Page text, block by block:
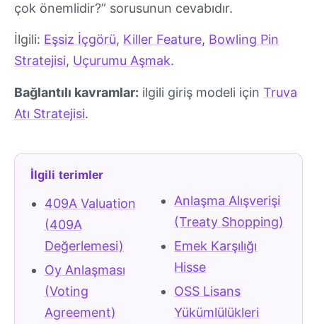
çok önemlidir?” sorusunun cevabıdır.
İlgili: Eşsiz İçgörü, Killer Feature, Bowling Pin
Stratejisi, Uçurumu Aşmak.
Bağlantılı kavramlar: ilgili giriş modeli için Truva
Atı Stratejisi.
İlgili terimler
409A Valuation
(409A
Değerlemesi)
Oy Anlaşması
(Voting
Agreement)
Anlaşma Alışverişi
(Treaty Shopping)
Emek Karşılığı
Hisse
OSS Lisans
Yükümlülükleri